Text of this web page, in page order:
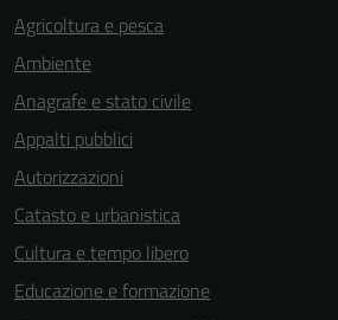
Agricoltura e pesca
Ambiente
Anagrafe e stato civile
Appalti pubblici
Autorizzazioni
Catasto e urbanistica
Cultura e tempo libero
Educazione e formazione